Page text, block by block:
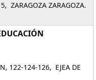
ZARAGOZA ZARAGOZA.
122-124-126, EJEA DE